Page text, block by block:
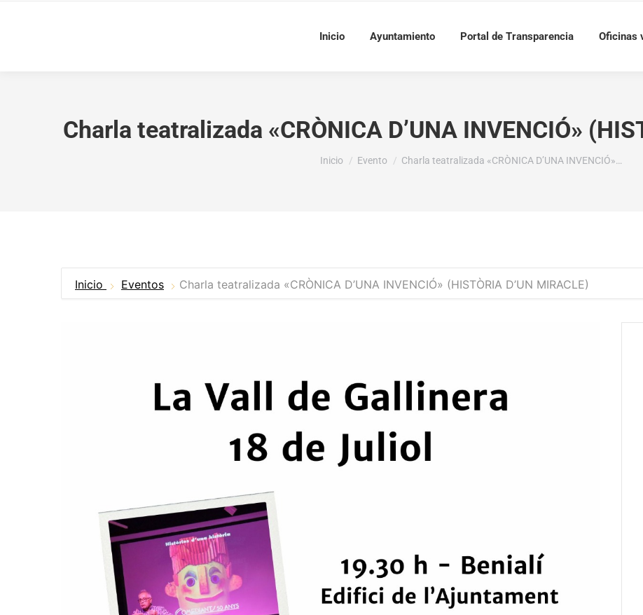
Inicio Ayuntamiento Portal de Transparencia Oficinas
Charla teatralizada «CRÒNICA D’UNA INVENCIÓ»
Estás aquí:
Inicio Evento Charla teatralizada «CRÒNICA D’UNA INVENCIÓ»…
Inicio Eventos Charla teatralizada «CRÒNICA D’UNA INVENCIÓ» (HISTÒRIA D’UN MIRACLE)